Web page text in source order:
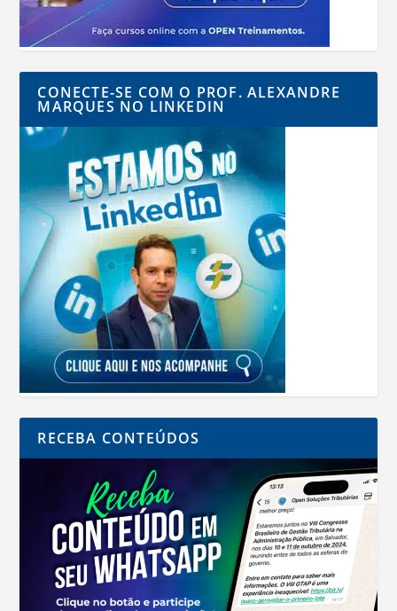
CONECTE-SE COM O PROF. ALEXANDRE
MARQUES NO LINKEDIN
RECEBA CONTEÚDOS